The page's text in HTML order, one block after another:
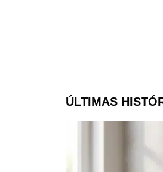
ÚLTIMAS